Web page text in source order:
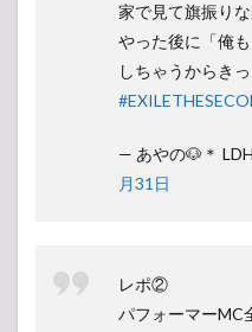
家で見て旗振り
やった後に「俺
しちゃうからき
— あやの🐶＊
月31日
レポ②
パフォーマーMC